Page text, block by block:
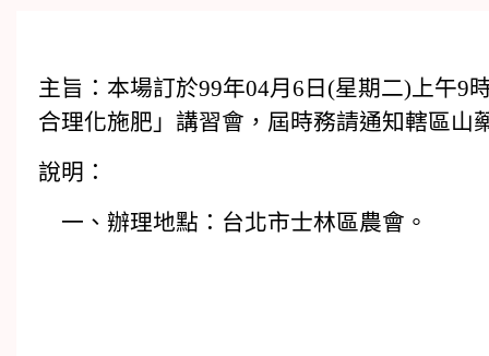
主旨：本場訂於99年04月6日(星期二)上午
合理化施肥」講習會，屆時務請通知轄區山
說明：
一、辦理地點：台北市士林區農會。